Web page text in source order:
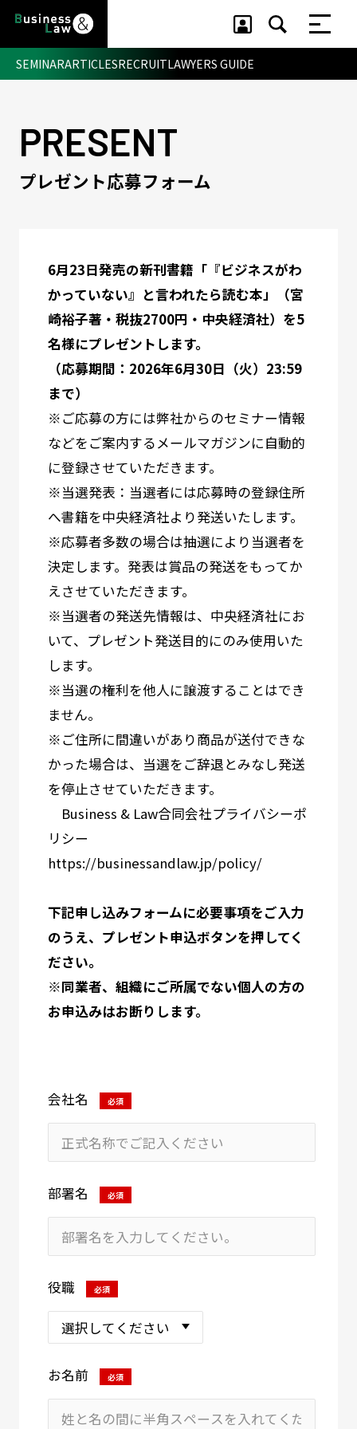
セミナー ・ 記事
セミナー
記事
SEMINARARTICLESRECRUITLAWYERS GUIDE
PRESENT
プレゼント応募フォーム
6月23日発売の新刊書籍「『ビジネスがわ
かっていない』と言われたら読む本」 （宮
崎裕子著・税抜2700円・中央経済社）を5
名様にプレゼントします。
（応募期間：2026年6月30日（火）23:59
まで）
※ご応募の方には弊社からのセミナー情報
などをご案内するメールマガジンに自動的
に登録させていただきます。
※当選発表：当選者には応募時の登録住所
へ書籍を中央経済社より発送いたします。
※応募者多数の場合は抽選により当選者を
決定します。発表は賞品の発送をもってか
えさせていただきます。
※当選者の発送先情報は、 中央経済社にお
いて、プレゼント発送目的にのみ使用いた
します。
※当選の権利を他人に譲渡することはでき
ません。
※ご住所に間違いがあり商品が送付できな
かった場合は、当選をご辞退とみなし発送
を停止させていただきます。
Business & Law合同会社プライバシーポ
リシー
https://businessandlaw.jp/policy/
下記申し込みフォームに必要事項をご入力
のうえ、プレゼント申込ボタンを押してく
ださい。
※同業者、組織にご所属でない個人の方の
お申込みはお断りします。
会社名 必須
部署名 必須
役職 必須
お名前 必須